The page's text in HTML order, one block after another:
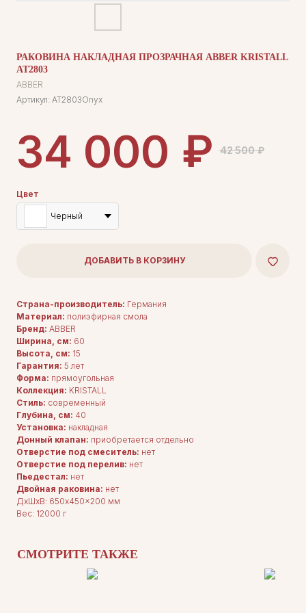
РАКОВИНА НАКЛАДНАЯ ПРОЗРАЧНАЯ ABBER KRISTALL
AT2803
ABBER
Артикул: AT2803Onyx
34 000 ₽ 42 500 ₽
Цвет
Черный
ДОБАВИТЬ В КОРЗИНУ
Страна-производитель: Германия
Материал: полиэфирная смола
Бренд: ABBER
Ширина, см: 60
Высота, см: 15
Гарантия: 5 лет
Форма: прямоугольная
Коллекция: KRISTALL
Стиль: современный
Глубина, см: 40
Установка: накладная
Донный клапан: приобретается отдельно
Отверстие под смеситель: нет
Отверстие под перелив: нет
Пьедестал: нет
Двойная раковина: нет
ДxШxВ: 650x450x200 мм
Вес: 12000 г
СМОТРИТЕ ТАКЖЕ
Сотрудничество